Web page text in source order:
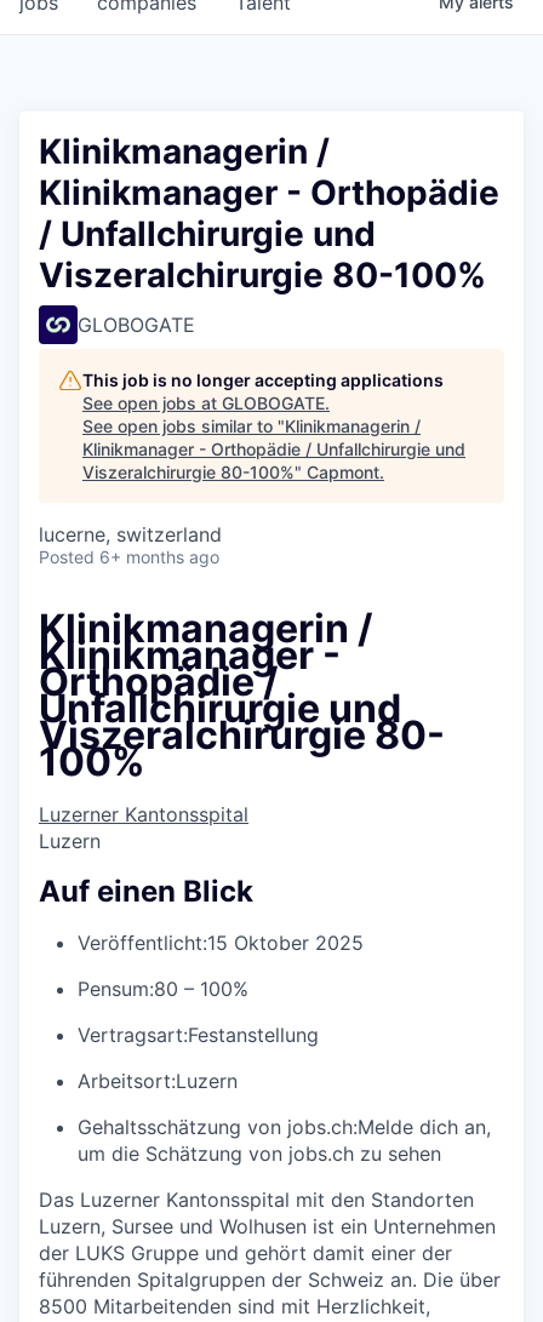
Klinikmanagerin /
Klinikmanager - Orthopädie
/ Unfallchirurgie und
Viszeralchirurgie 80-100%
GLOBOGATE
This job is no longer accepting applications
See open jobs at GLOBOGATE.
See open jobs similar to "Klinikmanagerin /
Klinikmanager - Orthopädie / Unfallchirurgie und
Viszeralchirurgie 80-100%" Capmont.
lucerne, switzerland
Posted 6+ months ago
Klinikmanagerin /
Klinikmanager -
Orthopädie /
Unfallchirurgie und
Viszeralchirurgie 80-
100%
Luzerner Kantonsspital
Luzern
Auf einen Blick
Veröffentlicht:15 Oktober 2025
Pensum:80 – 100%
Vertragsart:Festanstellung
Arbeitsort:Luzern
Gehaltsschätzung von jobs.ch:Melde dich an,
um die Schätzung von jobs.ch zu sehen
Das Luzerner Kantonsspital mit den Standorten
Luzern, Sursee und Wolhusen ist ein Unternehmen
der LUKS Gruppe und gehört damit einer der
führenden Spitalgruppen der Schweiz an. Die über
8500 Mitarbeitenden sind mit Herzlichkeit,